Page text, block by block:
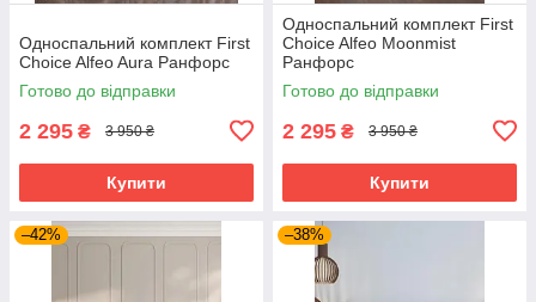
Односпальний комплект First
Choice Alfeo Aura Ранфорс
Готово до відправки
2 295 ₴ 3 950 ₴
Купити
Односпальний комплект First
Choice Alfeo Moonmist
Ранфорс
Готово до відправки
2 295 ₴ 3 950 ₴
Купити
–42% –38%